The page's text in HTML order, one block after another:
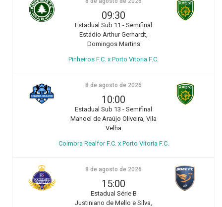
09:30
Estadual Sub 11 - Semifinal
Estádio Arthur Gerhardt,
Domingos Martins
Pinheiros F.C. x Porto Vitoria F.C.
8 de agosto de 2026
10:00
Estadual Sub 13 - Semifinal
Manoel de Araújo Oliveira, Vila
Velha
Coimbra Realfor F.C. x Porto Vitoria F.C.
8 de agosto de 2026
15:00
Estadual Série B
Justiniano de Mello e Silva,